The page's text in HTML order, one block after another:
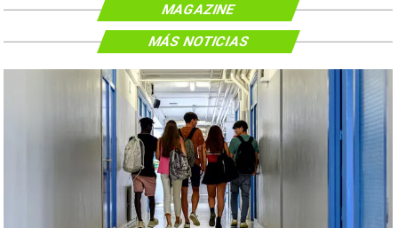
MAGAZINE
MÁS NOTICIAS